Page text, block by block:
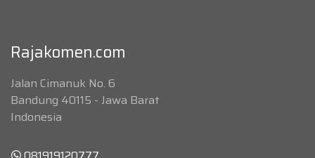
Rajakomen.com
Jalan Cimanuk No. 6
Bandung 40115 - Jawa Barat
Indonesia